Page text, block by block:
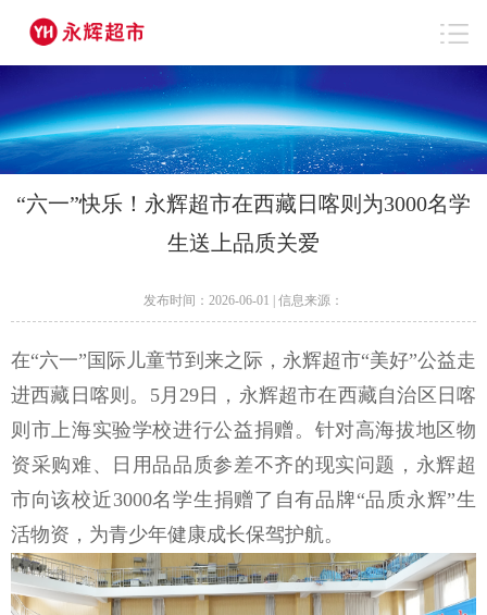
“六一”快乐！永辉超市在西藏日喀则为3000名学
生送上品质关爱
发布时间：2026-06-01 | 信息来源：
在“六一”国际儿童节到来之际，永辉超市“美好”公益走
进西藏日喀则。5月29日， 永辉超市在西藏自治区日喀
则市上海实验学校进行公益捐赠。针对高海拔地区物
资采购难、日用品品质参差不齐的现实问题 ，永辉超
市向该校近3000名学生捐赠了自有品牌“品质永辉”生
活物资，为青少年健康成长保驾护航。